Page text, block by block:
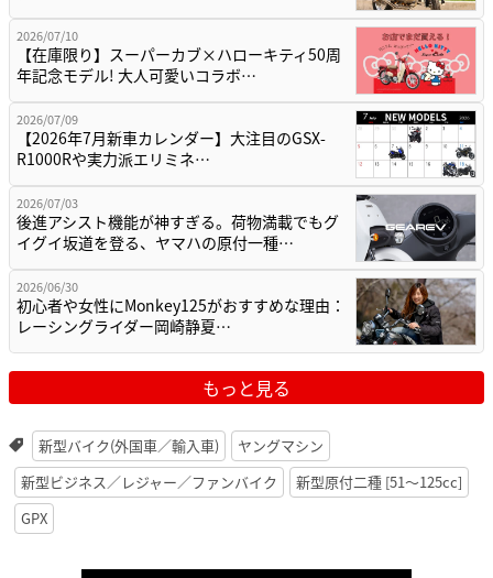
2026/07/10
【在庫限り】スーパーカブ×ハローキティ50周
年記念モデル! 大人可愛いコラボ…
2026/07/09
【2026年7月新車カレンダー】大注目のGSX-
R1000Rや実力派エリミネ…
2026/07/03
後進アシスト機能が神すぎる。荷物満載でもグ
イグイ坂道を登る、ヤマハの原付一種…
2026/06/30
初心者や女性にMonkey125がおすすめな理由：
レーシングライダー岡崎静夏…
もっと見る
新型バイク(外国車／輸入車)
ヤングマシン
新型ビジネス／レジャー／ファンバイク
新型原付二種 [51〜125cc]
GPX